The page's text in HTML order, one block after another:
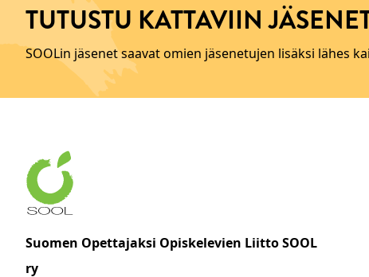
TUTUSTU KATTAVIIN
SOOLin jäsenet saavat omien jäsenetujen lisäksi lähes
Suomen Opettajaksi Opiskelevien Liitto SOOL
ry